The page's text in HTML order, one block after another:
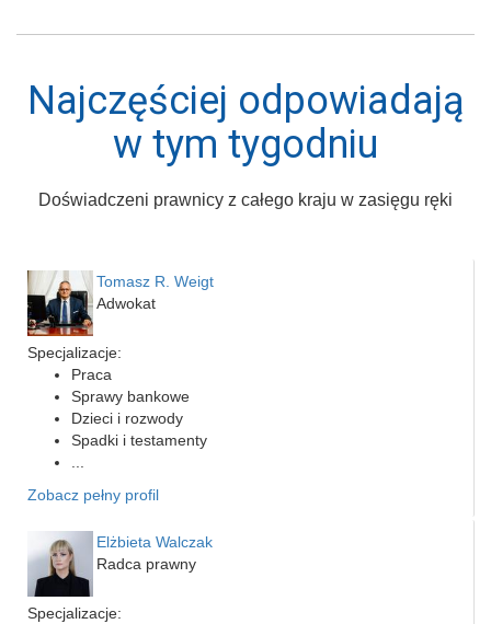
Najczęściej odpowiadają
w tym tygodniu
Doświadczeni prawnicy z całego kraju w zasięgu ręki
Tomasz R. Weigt
Adwokat
Specjalizacje:
Praca
Sprawy bankowe
Dzieci i rozwody
Spadki i testamenty
Zobacz pełny profil
Elżbieta Walczak
Radca prawny
Specjalizacje: